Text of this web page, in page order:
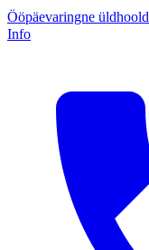
Ööpäevaringne
Info